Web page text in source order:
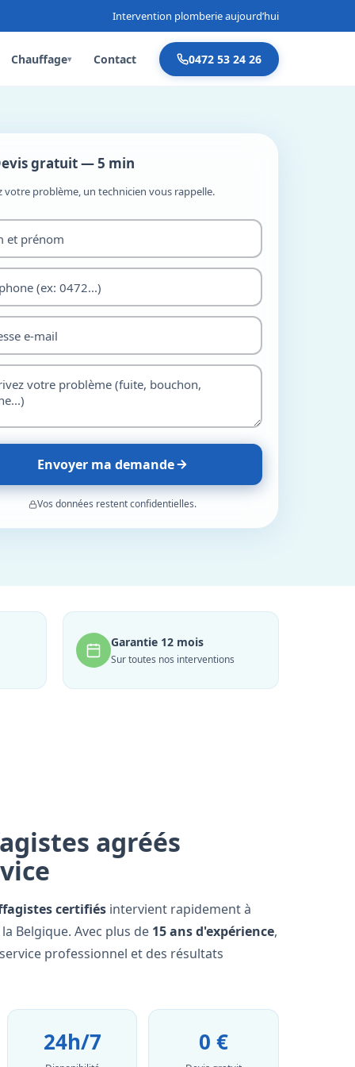
Intervention plomberie aujourd’hui
Chauffage▾ Contact 0472 53 24 26
gratuit — 5 min
votre problème, un technicien vous rappelle.
Envoyer ma demande
Vos données restent confidentielles.
Garantie 12 mois
Sur toutes nos interventions
agréés
certifiés intervient rapidement à
Belgique. Avec plus de 15 ans d'expérience,
professionnel et des résultats
24h/7 0 €